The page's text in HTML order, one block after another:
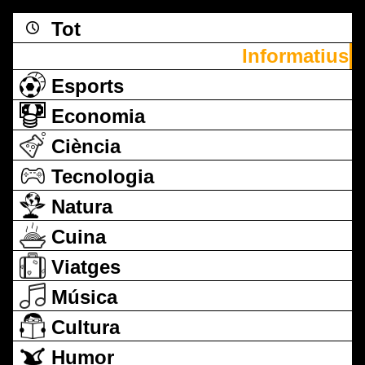
Tot
Informatius
Esports
Economia
Ciència
Tecnologia
Natura
Cuina
Viatges
Música
Cultura
Humor